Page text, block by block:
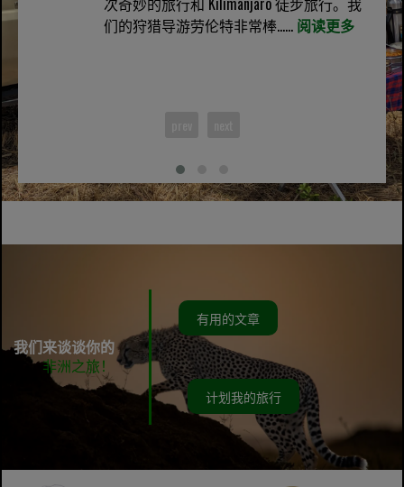
们的狩猎导游劳伦特非常棒...... 阅读更多
我们来谈谈你的
非洲之旅！
有用的文章
计划我的旅行